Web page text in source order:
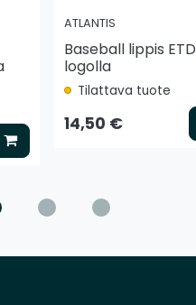
Lisää koriin
ATLANTIS
Baseball lippis ETD
logolla
Tilattava tuote
14,50 €